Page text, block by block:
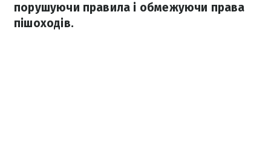
порушуючи правила і обмежуючи права
пішоходів.